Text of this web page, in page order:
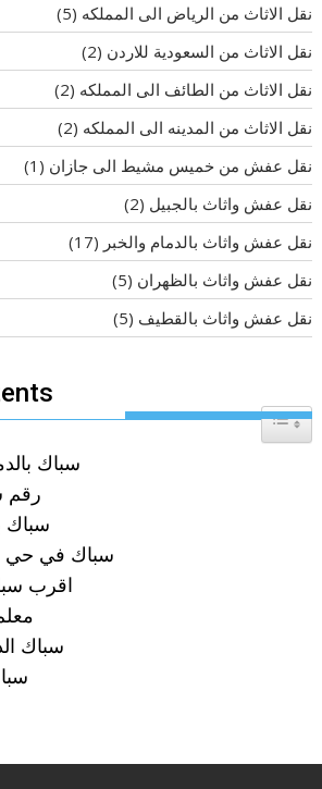
نقل الاثاث من الرياض الى المملكه (5)
نقل الاثاث من السعودية للاردن (2)
نقل الاثاث من الطائف الى المملكه (2)
نقل الاثاث من المدينه الى المملكه (2)
نقل عفش من خميس مشيط الى جازان (1)
نقل عفش واثاث بالجبيل (2)
نقل عفش واثاث بالدمام والخبر (17)
نقل عفش واثاث بالظهران (5)
نقل عفش واثاث بالقطيف (5)
Toggle
سباك
رقم
سباك
سباك في حي
اقرب
سباك